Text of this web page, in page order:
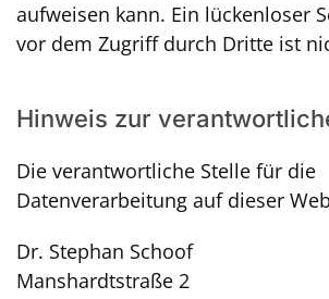
aufweisen kann. Ein lückenloser
vor dem Zugriff durch Dritte ist
Hinweis zur
Die verantwortliche Stelle für die
Datenverarbeitung auf dieser
Dr. Stephan Schoof
Manshardtstraße 2